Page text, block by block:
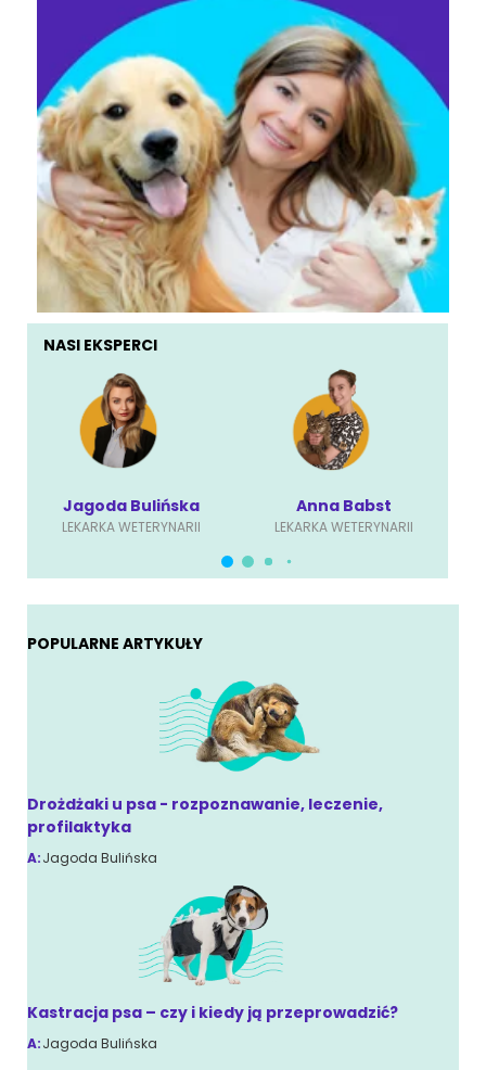
NASI EKSPERCI
Jagoda Bulińska
LEKARKA WETERYNARII
Anna Babst
LEKARKA WETERYNARII
POPULARNE ARTYKUŁY
Drożdżaki u psa - rozpoznawanie, leczenie,
profilaktyka
A:Jagoda Bulińska
Kastracja psa – czy i kiedy ją przeprowadzić?
A:Jagoda Bulińska